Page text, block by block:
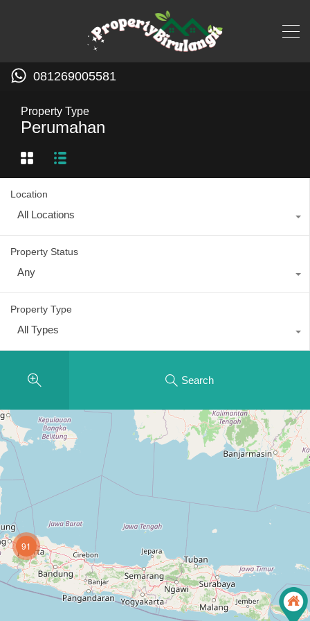
081269005581
Property Type
Perumahan
Location
All Locations
Property Status
Any
Property Type
All Types
Search
91